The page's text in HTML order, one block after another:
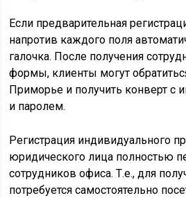
Если предварительная
напротив каждого поля
галочка. После получения
формы, клиенты могут
Приморье и получить конверт с
и паролем.
Регистрация индивидуального
юридического лица полностью
сотрудников офиса. Т.е., для
потребуется самостоятельно